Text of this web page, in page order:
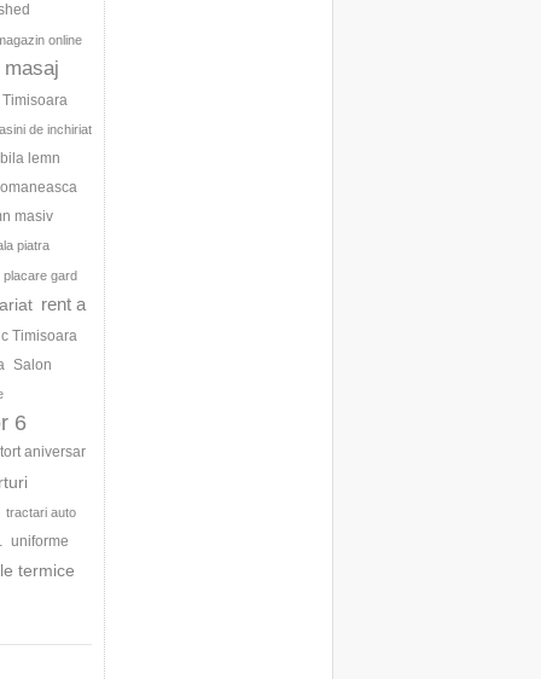
online
masaj
de inchiriat
lemn
masiv
piatra
placare gard
rent a
Timisoara
Salon
6
tort aniversar
tractari auto
uniforme
termice